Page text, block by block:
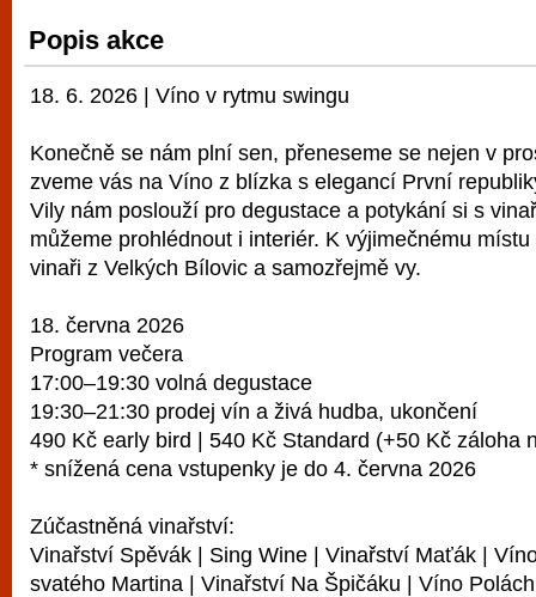
Popis akce
18. 6. 2026 | Víno v rytmu swingu
Konečně se nám plní sen, přeneseme se nejen v
zveme vás na Víno z blízka s elegancí První
Vily nám poslouží pro degustace a potykání si s
můžeme prohlédnout i interiér. K výjimečnému
vinaři z Velkých Bílovic a samozřejmě vy.
18. června 2026
Program večera
17:00–19:30 volná degustace
19:30–21:30 prodej vín a živá hudba, ukončení
490 Kč early bird | 540 Kč Standard (+50 Kč záloha
* snížená cena vstupenky je do 4. června 2026
Zúčastněná vinařství:
Vinařství Spěvák | Sing Wine | Vinařství Maťák |
svatého Martina | Vinařství Na Špičáku | Víno Polách
vyzkoušet různé kasinové hry. V
metropoli naleznete širokou nabídku her
po moderní automaty jak pro pravidelné
příležitostné hráče. V...